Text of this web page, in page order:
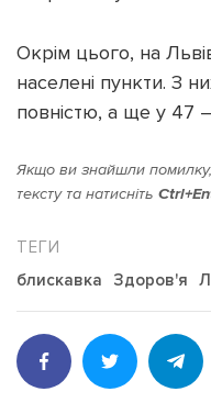
Окрім цього, на
населені пункти. З
повністю, а ще у 47
Якщо ви знайшли помилку,
тексту та натисніть
блискавка Здоров'я